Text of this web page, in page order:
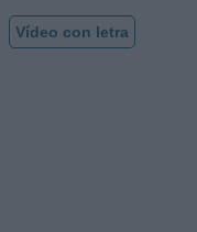
Vídeo con letra